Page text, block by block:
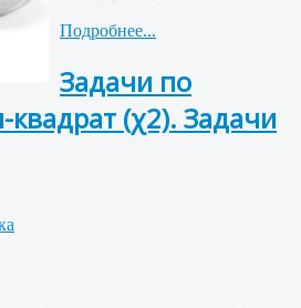
Подробнее...
Задачи по
квадрат (χ2). Задачи